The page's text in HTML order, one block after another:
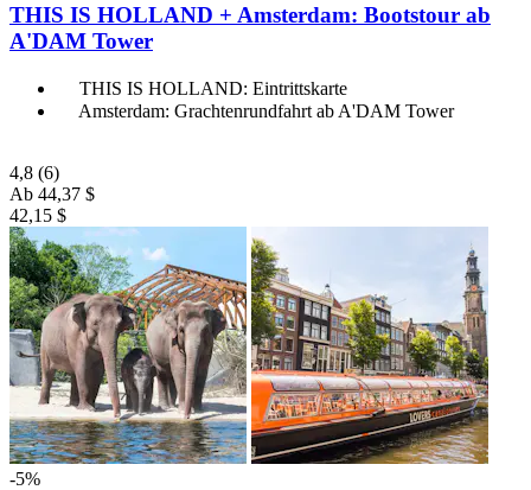
THIS IS HOLLAND + Amsterdam: Bootstour ab
A'DAM Tower
THIS IS HOLLAND: Eintrittskarte
Amsterdam: Grachtenrundfahrt ab A'DAM Tower
4,8 (6)
Ab 44,37 $
42,15 $
-5%